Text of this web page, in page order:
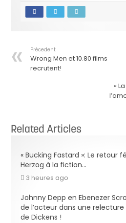
Précedent
Wrong Men et 10.80 films
recrutent!
«
Related Articles
« Bucking Fastard »: Le retour
Herzog à la fiction…
3 heures ago
Johnny Depp en Ebenezer
de l’acteur dans une
de Dickens !